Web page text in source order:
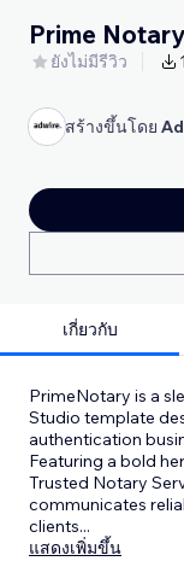
Prime Notary
ยังไม่มีรีวิว 1
สร้างขึ้นโดย
เกี่ยวกับ
PrimeNotary is a
Studio template
authentication
Featuring a bold
Trusted Notary
communicates
clients...
แสดงเพิ่มขึ้น